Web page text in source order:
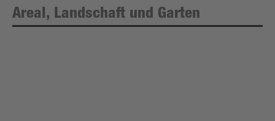
Areal, Landschaft und Garten